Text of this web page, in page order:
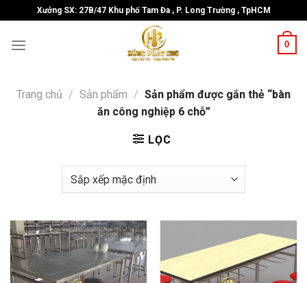
to
content
Xưởng SX: 27B/47 Khu phố Tam Đa , P. Long Trường , TpHCM
0
Trang chủ / Sản phẩm / Sản phẩm được gắn thẻ “bàn
ăn công nghiệp 6 chỗ”
LỌC